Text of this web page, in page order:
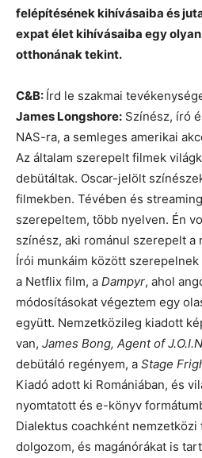
felépítésének kihívásaiba és
expat élet kihívásaiba egy
otthonának tekint.
C&B: Írd le szakmai
James Longshore: Színész, író
NAS-ra, a semleges amerikai
Az általam szerepelt filmek
debütáltak. Oscar-jelölt
filmekben. Tévében és
szerepeltem, több nyelven. Én
színész, aki románul szerepelt a
Írói munkáim között
a Netflix film, a Dampyr, ahol
módosításokat végeztem egy
együtt. Nemzetközileg kiadott
van, James Bong, Agent of
debütáló regényem, a Stage
Kiadó adott ki Romániában, és
nyomtatott és e-könyv
Dialektus coachként
dolgozom, és magánórákat is